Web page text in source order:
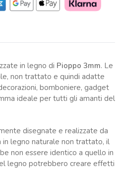
in legno di Pioppo 3mm. Le
non trattato e quindi adatte
bomboniere, gadget
ideale per tutti gli amanti del
disegnate e realizzate da
in legno naturale non trattato, il
non essere identico a quello in
legno potrebbero creare effetti